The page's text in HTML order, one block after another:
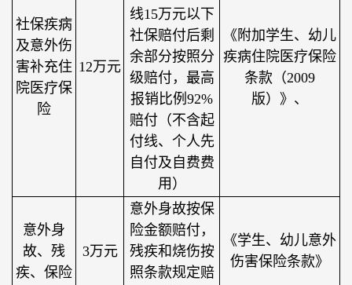
社保疾病
及意外伤
害补充住
院医疗保
险
12万元
线15万元以下
社保赔付后剩
余部分按照分
级赔付，最高
报销比例92%
赔付（不含起
付线、个人先
自付及自费费
用）
《附加学生、幼儿
疾病住院医疗保险
条款（2009
版）》、
意外身
故、残
疾、保险
3万元
意外身故按保
险金额赔付，
残疾和烧伤按
照条款规定赔
《学生、幼儿意外
伤害保险条款》